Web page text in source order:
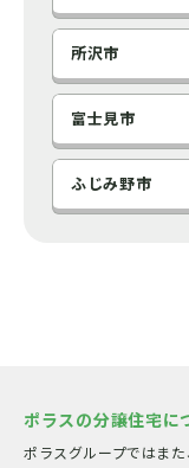
所沢市
富士見市
ふじみ野市
ポラスの分譲住宅に
ポラスグループではま